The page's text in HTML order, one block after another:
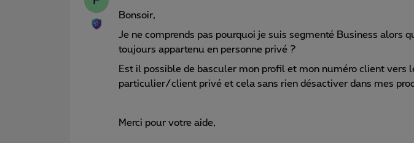
Bonsoir,
Je ne comprends pas pourquoi je suis segmenté Business alors
toujours appartenu en personne privé ?
Est il possible de basculer mon profil et mon numéro client vers
particulier/client privé et cela sans rien désactiver dans mes
Merci pour votre aide,